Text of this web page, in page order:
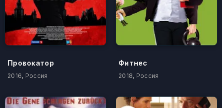
Провокатор
2016, Россия
Фитнес
2018, Россия